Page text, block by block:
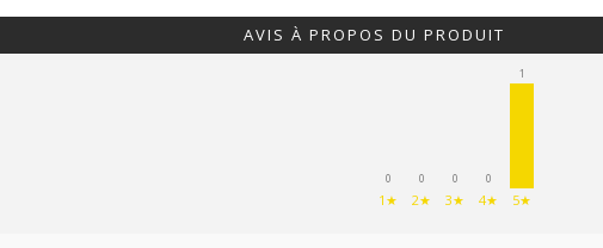
AVIS À PROPOS DU PRODUIT
0
1★
0
2★
0
3★
0
4★
1
5★